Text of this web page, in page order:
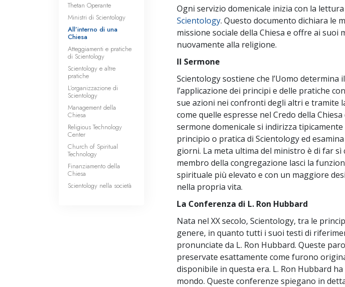
Ogni servizio domenicale inizia con la
Scientology. Questo documento dichiara le
missione sociale della Chiesa e offre ai suoi
nuovamente alla religione.
Il Sermone
Scientology sostiene che l’Uomo
l’applicazione dei principi e delle pratiche
sue azioni nei confronti degli altri e tramite
come quelle espresse nel Credo della
sermone domenicale si indirizza
principio o pratica di Scientology ed
giorni. La meta ultima del ministro è di far
membro della congregazione lasci la
spirituale più elevato e con un maggiore
nella propria vita.
La Conferenza di L. Ron Hubbard
Nata nel XX secolo, Scientology, tra le
genere, in quanto tutti i suoi testi di
pronunciate da L. Ron Hubbard. Queste
preservate esattamente come furono
disponibile in questa era. L. Ron Hubbard
mondo. Queste conferenze spiegano in
Thetan Operante
Ministri di Scientology
All’interno di una
Chiesa
Atteggiamenti e pratiche
di Scientology
Scientology e altre
pratiche
L’organizzazione di
Scientology
Management della
Chiesa
Religious Technology
Center
Church of Spiritual
Technology
Finanziamento della
Chiesa
Scientology nella società